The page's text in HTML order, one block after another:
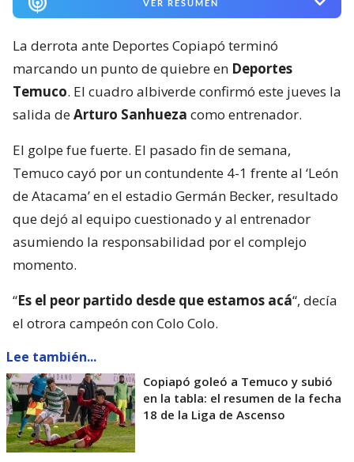
VER RESUMEN
La derrota ante Deportes Copiapó terminó
marcando un punto de quiebre en Deportes
Temuco. El cuadro albiverde confirmó este jueves la
salida deArturo Sanhueza como entrenador.
El golpe fue fuerte. El pasado fin de semana,
Temuco cayó por un contundente 4-1 frente al ‘León
de Atacama’ en el estadio Germán Becker, resultado
que dejó al equipo cuestionado y al entrenador
asumiendo la responsabilidad por el complejo
momento.
“Es el peor partido desde que estamos acá“, decía
el otrora campeón con Colo Colo.
Lee también...
Copiapó goleó a Temuco y subió
en la tabla: el resumen de la fecha
18 de la Liga de Ascenso